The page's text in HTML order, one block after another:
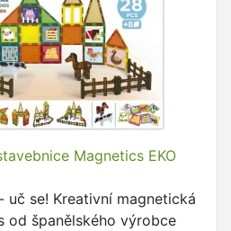
Magnetics EKO
se! Kreativní magnetická
od španělského výrobce